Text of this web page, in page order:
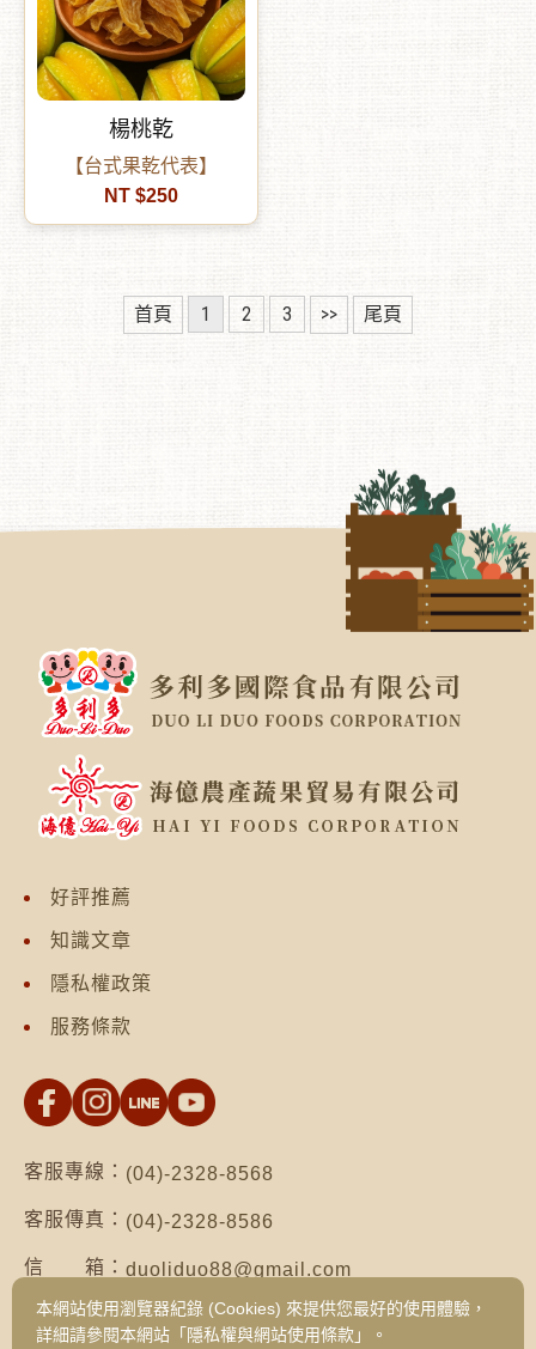
楊桃乾
【台式果乾代表】
NT $250
首頁 1 2 3 >> 尾頁
好評推薦
知識文章
隱私權政策
服務條款
客服專線： (04)-2328-8568
客服傳真： (04)-2328-8586
信 箱： duoliduo88@gmail.com
地 址：台南市仁德區保安路二段552號（台南總公
司）
本網站使用瀏覽器紀錄 (Cookies) 來提供您最好的使用體驗，
詳細請參閱本網站「隱私權與網站使用條款」。